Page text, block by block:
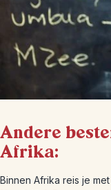
Andere
Afrika:
Binnen Afrika reis je